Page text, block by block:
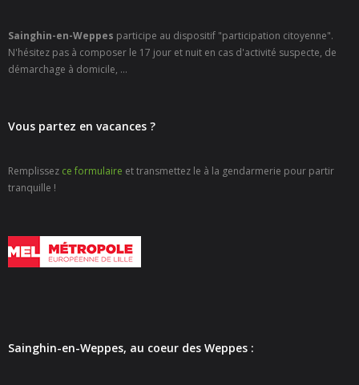
Sainghin-en-Weppes participe au dispositif "participation citoyenne".
N'hésitez pas à composer le 17 jour et nuit en cas d'activité suspecte, de
démarchage à domicile, ...
Vous partez en vacances ?
Remplissez ce formulaire et transmettez le à la gendarmerie pour partir
tranquille !
Sainghin-en-Weppes, au coeur des Weppes :